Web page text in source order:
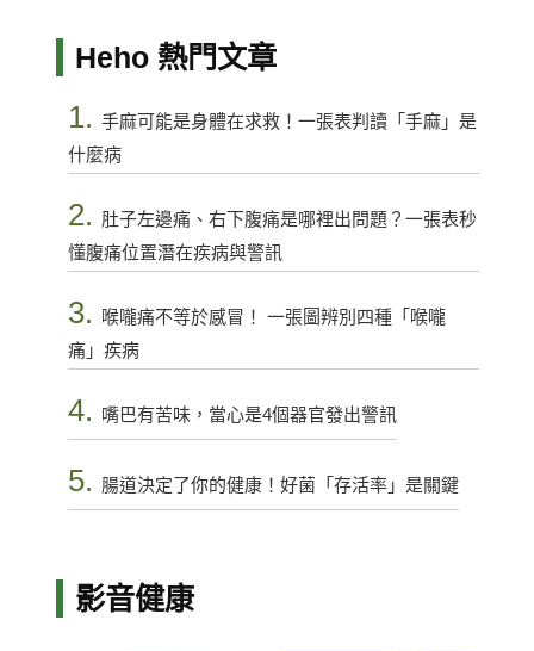
Heho 熱門文章
1. 手麻可能是身體在求救！一張表判讀「手麻」是
什麼病
2. 肚子左邊痛、右下腹痛是哪裡出問題？一張表秒
懂腹痛位置潛在疾病與警訊
3.
喉嚨痛不等於感冒！ 一張圖辨別四種「喉嚨
痛」疾病
4. 嘴巴有苦味，當心是4個器官發出警訊
5. 腸道決定了你的健康！好菌「存活率」是關鍵
影音健康